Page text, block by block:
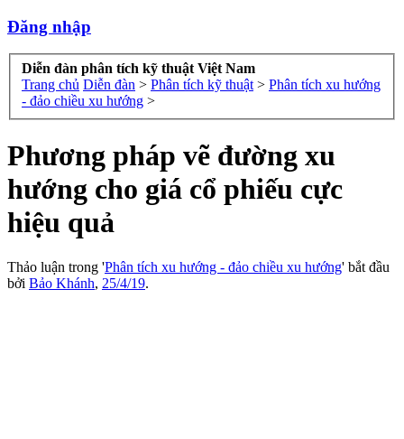
Đăng nhập
Diễn đàn phân tích kỹ thuật Việt Nam
Trang chủ Diễn đàn > Phân tích kỹ thuật > Phân tích xu hướng
- đảo chiều xu hướng >
Phương pháp vẽ đường xu
hướng cho giá cổ phiếu cực
hiệu quả
Thảo luận trong 'Phân tích xu hướng - đảo chiều xu hướng' bắt đầu
bởi Bảo Khánh, 25/4/19.